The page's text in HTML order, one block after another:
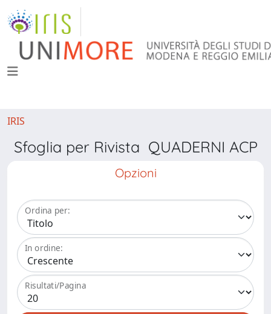
IRIS
Sfoglia per Rivista QUADERNI ACP
Opzioni
Ordina per:
In ordine:
Risultati/Pagina